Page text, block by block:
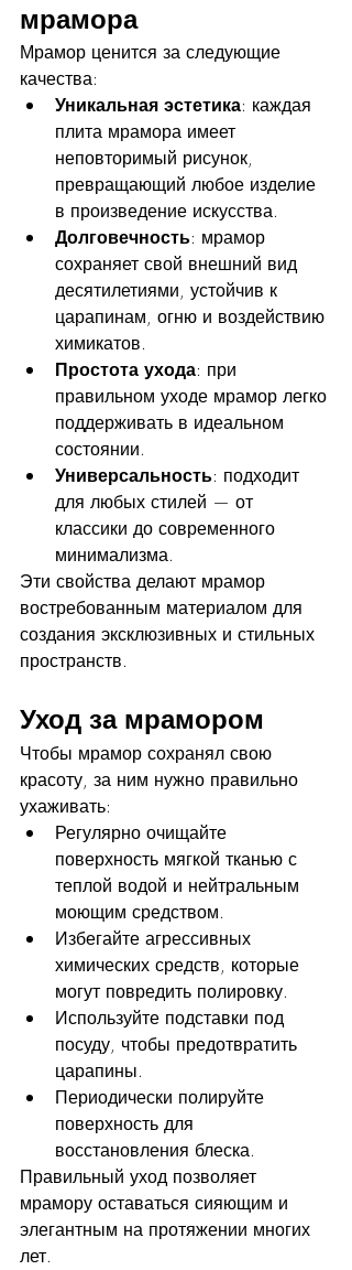
мрамора
Мрамор ценится за следующие
качества:
Уникальная эстетика: каждая
плита мрамора имеет
неповторимый рисунок,
превращающий любое изделие
в произведение искусства.
Долговечность: мрамор
сохраняет свой внешний вид
десятилетиями, устойчив к
царапинам, огню и воздействию
химикатов.
Простота ухода: при
правильном уходе мрамор легко
поддерживать в идеальном
состоянии.
Универсальность: подходит
для любых стилей — от
классики до современного
минимализма.
Эти свойства делают мрамор
востребованным материалом для
создания эксклюзивных и стильных
пространств.
Уход за мрамором
Чтобы мрамор сохранял свою
красоту, за ним нужно правильно
ухаживать:
Регулярно очищайте
поверхность мягкой тканью с
теплой водой и нейтральным
моющим средством.
Избегайте агрессивных
химических средств, которые
могут повредить полировку.
Используйте подставки под
посуду, чтобы предотвратить
царапины.
Периодически полируйте
поверхность для
восстановления блеска.
Правильный уход позволяет
мрамору оставаться сияющим и
элегантным на протяжении многих
лет.